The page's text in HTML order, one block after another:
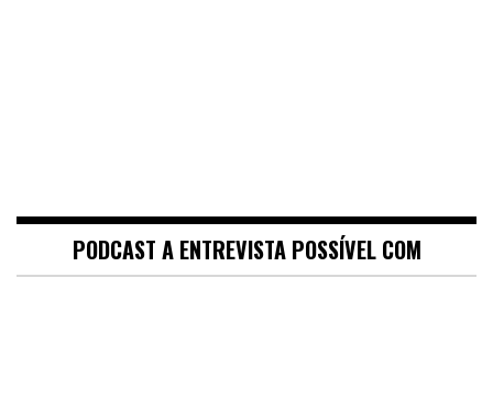
PODCAST A ENTREVISTA POSSÍVEL COM